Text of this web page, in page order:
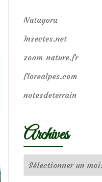
Natagora
Insectes.net
zoom-nature.fr
florealpes.com
notesdeterrain
Archives
Archives